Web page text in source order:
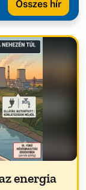
Összes hír
energia